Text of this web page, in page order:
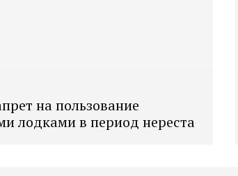
на пользование
лодками в период нереста